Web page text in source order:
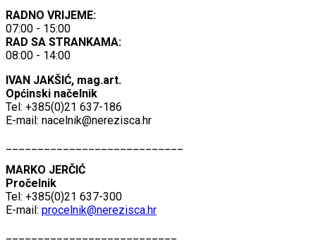
RADNO VRIJEME:
07:00 - 15:00
RAD SA STRANKAMA:
08:00 - 14:00
IVAN JAKŠIĆ, mag.art.
Općinski načelnik
Tel: +385(0)21 637-186
E-mail: nacelnik@nerezisca.hr
MARKO JERČIĆ
Pročelnik
Tel: +385(0)21 637-300
E-mail: procelnik@nerezisca.hr